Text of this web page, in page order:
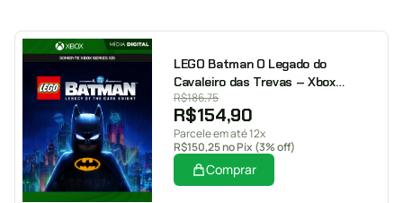
LEGO Batman O Legado do
Cavaleiro das Trevas – Xbox
Series XS – Mídia Digital
R$186,75
R$154,90
Parcele em até 12x
R$150,25no Pix (3% off)
Comprar